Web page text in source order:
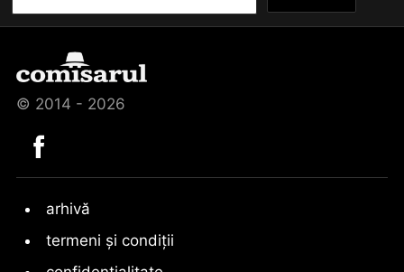
© 2014 - 2026
arhivă
termeni și condiții